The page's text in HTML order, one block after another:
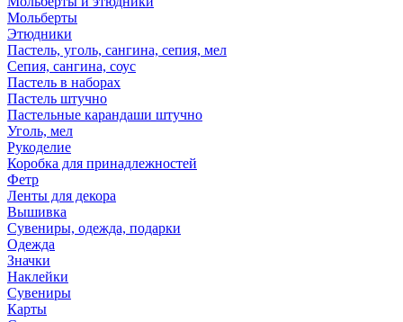
Мольберты
Этюдники
Пастель, уголь, сангина, сепия, мел
Сепия, сангина, соус
Пастель в наборах
Пастель штучно
Пастельные карандаши штучно
Уголь, мел
Рукоделие
Коробка для принадлежностей
Фетр
Ленты для декора
Вышивка
Сувениры, одежда, подарки
Одежда
Значки
Наклейки
Сувениры
Карты